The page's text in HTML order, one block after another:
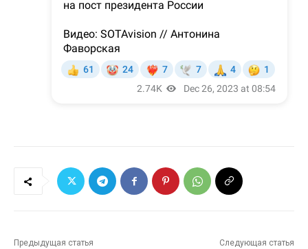
Предыдущая статья Следующая статья